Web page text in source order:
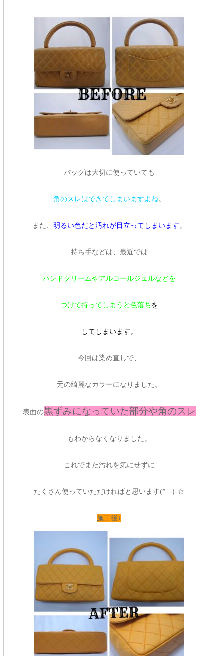
バッグは大切に使っていても
角のスレはできてしまいますよね。
また、 明るい色だと汚れが目立ってしまいます。
持ち手などは、最近では
ハンドクリームやアルコールジェルなどを
つけて持ってしまうと色落ちを
してしまいます。
今回は染め直しで、
元の綺麗なカラーになりました。
表面の黒ずみになっていた部分や角のスレ
もわからなくなりました。
これでまた汚れを気にせずに
たくさん使っていただければと思います(^_-)-☆
施工後↓